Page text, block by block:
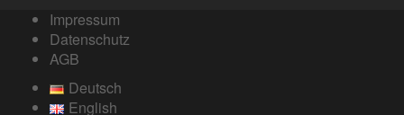
Impressum
Datenschutz
AGB
Deutsch
English